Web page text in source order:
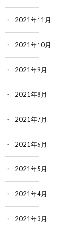
2021年11月
2021年10月
2021年9月
2021年8月
2021年7月
2021年6月
2021年5月
2021年4月
2021年3月